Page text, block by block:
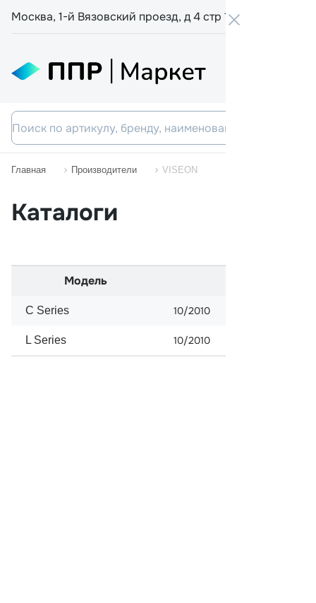
Москва, 1-й Вязовский проезд, д 4 стр 19
Главная Производители VISEON
Каталоги
Модель
C Series 10/2010
L Series 10/2010